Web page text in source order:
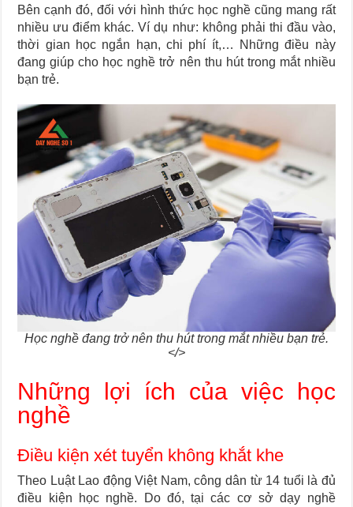
Bên cạnh đó, đối với hình thức học nghề cũng mang rất
nhiều ưu điểm khác. Ví dụ như: không phải thi đầu vào,
thời gian học ngắn hạn, chi phí ít,… Những điều này
đang giúp cho học nghề trở nên thu hút trong mắt nhiều
bạn trẻ.
Học nghề đang trở nên thu hút trong mắt nhiều bạn trẻ.
</>
Những lợi ích của việc học
nghề
Điều kiện xét tuyển không khắt khe
Theo Luật Lao động Việt Nam, công dân từ 14 tuổi là đủ
điều kiện học nghề. Do đó, tại các cơ sở dạy nghề